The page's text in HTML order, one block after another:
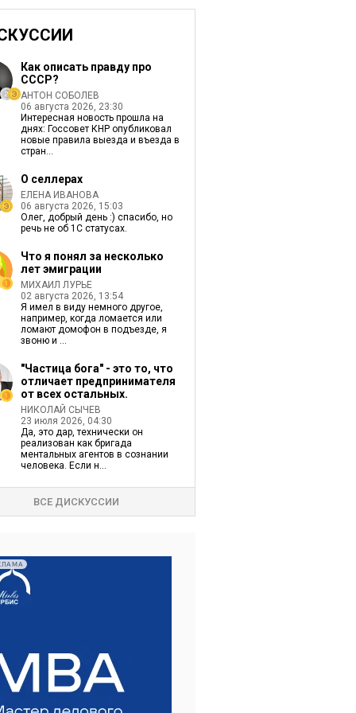
Как описать правду про
СССР?
АНТОН СОБОЛЕВ
06 августа 2026, 23:30
Интересная новость прошла на
днях: Госсовет КНР опубликовал
новые правила выезда и въезда в
стран...
О селлерах
ЕЛЕНА ИВАНОВА
06 августа 2026, 15:03
Олег, добрый день :) спасибо, но
речь не об 1С статусах.
Что я понял за несколько
лет эмиграции
МИХАИЛ ЛУРЬЕ
02 августа 2026, 13:54
Я имел в виду немного другое,
например, когда ломается или
ломают домофон в подъезде, я
звоню и ...
"Частица бога" - это то, что
отличает предпринимателя
от всех остальных.
НИКОЛАЙ СЫЧЕВ
23 июля 2026, 04:30
Да, это дар, технически он
реализован как бригада
ментальных агентов в сознании
человека. Если н...
ВСЕ ДИСКУССИИ